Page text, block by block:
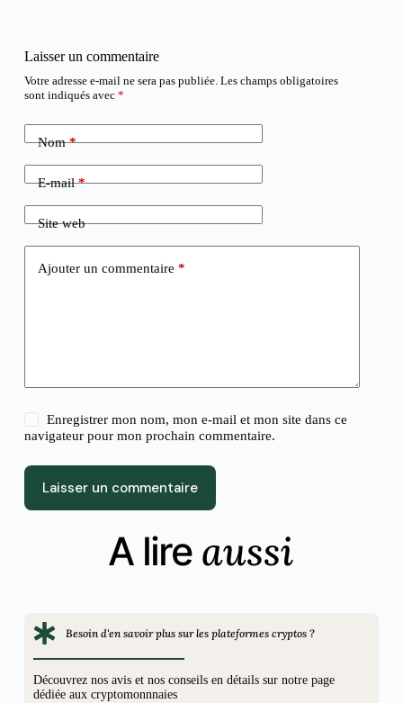
Laisser un commentaire
Votre adresse e-mail ne sera pas publiée. Les champs obligatoires
sont indiqués avec *
Nom*
E-mail*
Site web
Ajouter un commentaire *
Enregistrer mon nom, mon e-mail et mon site dans ce
navigateur pour mon prochain commentaire.
Laisser un commentaire
A lire aussi
Besoin d'en savoir plus sur les plateformes cryptos ?
Découvrez nos avis et nos conseils en détails sur notre page
dédiée aux cryptomonnnaies